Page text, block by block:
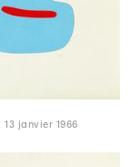
, 13 janvier 1966